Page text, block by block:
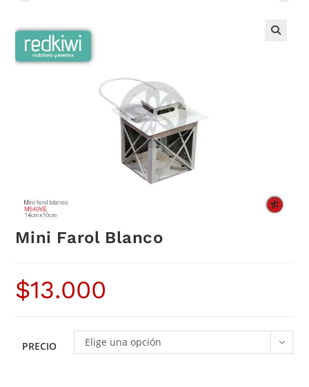
Mini Farol Blanco
$13.000
PRECIO Elige una opción